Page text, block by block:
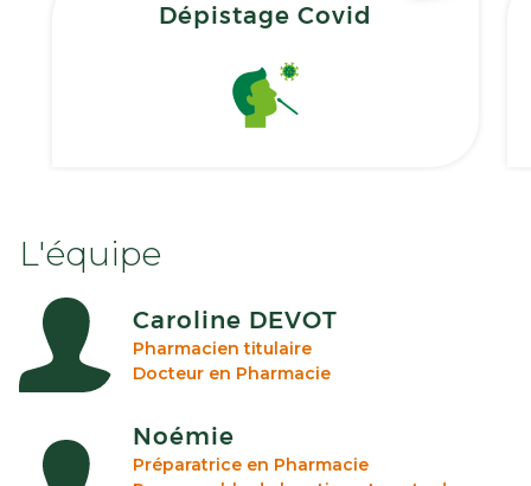
Dépistage Covid
L'équipe
Caroline DEVOT
Pharmacien titulaire
Docteur en Pharmacie
Noémie
Préparatrice en Pharmacie